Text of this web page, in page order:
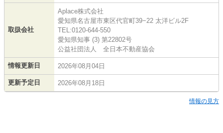
取扱会社
Aplace株式会社
愛知県名古屋市東区代官町39−22 太洋ビル2F
TEL:0120-644-550
愛知県知事 (3) 第22802号
公益社団法人 全日本不動産協会
情報更新日 2026年08月04日
更新予定日 2026年08月18日
情報の見方